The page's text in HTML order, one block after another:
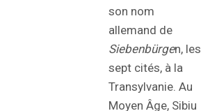
son nom
allemand de
Siebenbürgen, les
sept cités, à la
Transylvanie. Au
Moyen Âge, Sibiu